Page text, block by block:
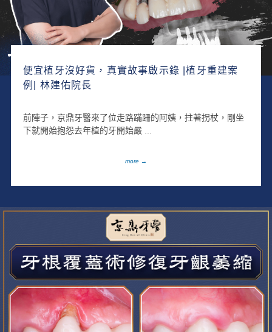
便宜植牙沒好貨，真實故事啟示錄 |植牙重建案
例| 林建佑院長
前陣子，京鼎牙醫來了位走路蹣跚的阿姨，拄著拐杖，剛坐
下就開始抱怨去年植的牙開始嚴 ...
more →